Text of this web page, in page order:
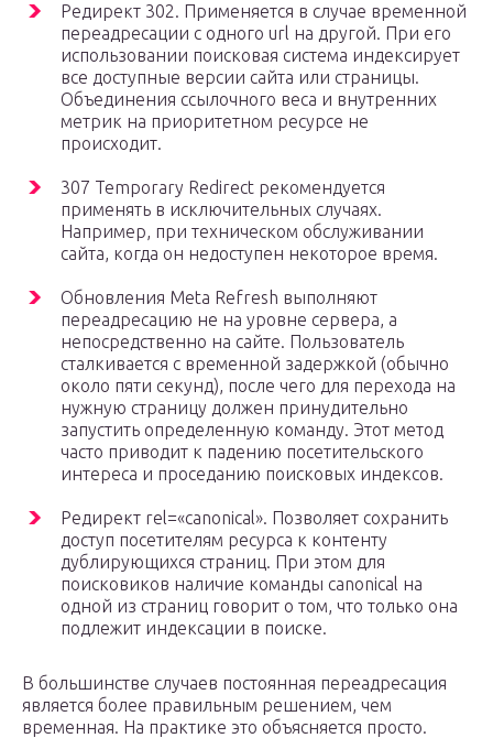
Редирект 302. Применяется в случае временной
переадресации с одного url на другой. При его
использовании поисковая система индексирует
все доступные версии сайта или страницы.
Объединения ссылочного веса и внутренних
метрик на приоритетном ресурсе не
происходит.
307 Temporary Redirect рекомендуется
применять в исключительных случаях.
Например, при техническом обслуживании
сайта, когда он недоступен некоторое время.
Обновления Meta Refresh выполняют
переадресацию не на уровне сервера, а
непосредственно на сайте. Пользователь
сталкивается с временной задержкой (обычно
около пяти секунд), после чего для перехода на
нужную страницу должен принудительно
запустить определенную команду. Этот метод
часто приводит к падению посетительского
интереса и проседанию поисковых индексов.
Редирект rel=«canonical». Позволяет сохранить
доступ посетителям ресурса к контенту
дублирующихся страниц. При этом для
поисковиков наличие команды canonical на
одной из страниц говорит о том, что только она
подлежит индексации в поиске.
В большинстве случаев постоянная переадресация
является более правильным решением, чем
временная. На практике это объясняется просто.